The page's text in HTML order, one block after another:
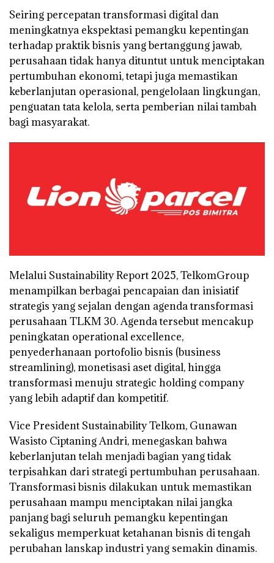
Seiring percepatan transformasi digital dan
meningkatnya ekspektasi pemangku kepentingan
terhadap praktik bisnis yang bertanggung jawab,
perusahaan tidak hanya dituntut untuk menciptakan
pertumbuhan ekonomi, tetapi juga memastikan
keberlanjutan operasional, pengelolaan lingkungan,
penguatan tata kelola, serta pemberian nilai tambah
bagi masyarakat.
Melalui Sustainability Report 2025, TelkomGroup
menampilkan berbagai pencapaian dan inisiatif
strategis yang sejalan dengan agenda transformasi
perusahaan TLKM 30. Agenda tersebut mencakup
peningkatan operational excellence,
penyederhanaan portofolio bisnis (business
streamlining), monetisasi aset digital, hingga
transformasi menuju strategic holding company
yang lebih adaptif dan kompetitif.
Vice President Sustainability Telkom, Gunawan
Wasisto Ciptaning Andri, menegaskan bahwa
keberlanjutan telah menjadi bagian yang tidak
terpisahkan dari strategi pertumbuhan perusahaan.
Transformasi bisnis dilakukan untuk memastikan
perusahaan mampu menciptakan nilai jangka
panjang bagi seluruh pemangku kepentingan
sekaligus memperkuat ketahanan bisnis di tengah
perubahan lanskap industri yang semakin dinamis.